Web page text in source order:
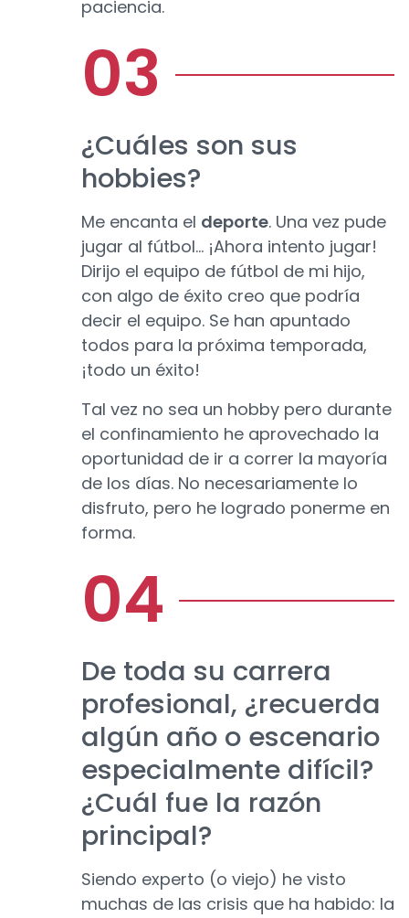
paciencia.
¿Cuáles son sus
hobbies?
Me encanta el deporte. Una vez pude
jugar al fútbol… ¡Ahora intento jugar!
Dirijo el equipo de fútbol de mi hijo,
con algo de éxito creo que podría
decir el equipo. Se han apuntado
todos para la próxima temporada,
¡todo un éxito!
Tal vez no sea un hobby pero durante
el confinamiento he aprovechado la
oportunidad de ir a correr la mayoría
de los días. No necesariamente lo
disfruto, pero he logrado ponerme en
forma.
De toda su carrera
profesional, ¿recuerda
algún año o escenario
especialmente difícil?
¿Cuál fue la razón
principal?
Siendo experto (o viejo) he visto
muchas de las crisis que ha habido: la